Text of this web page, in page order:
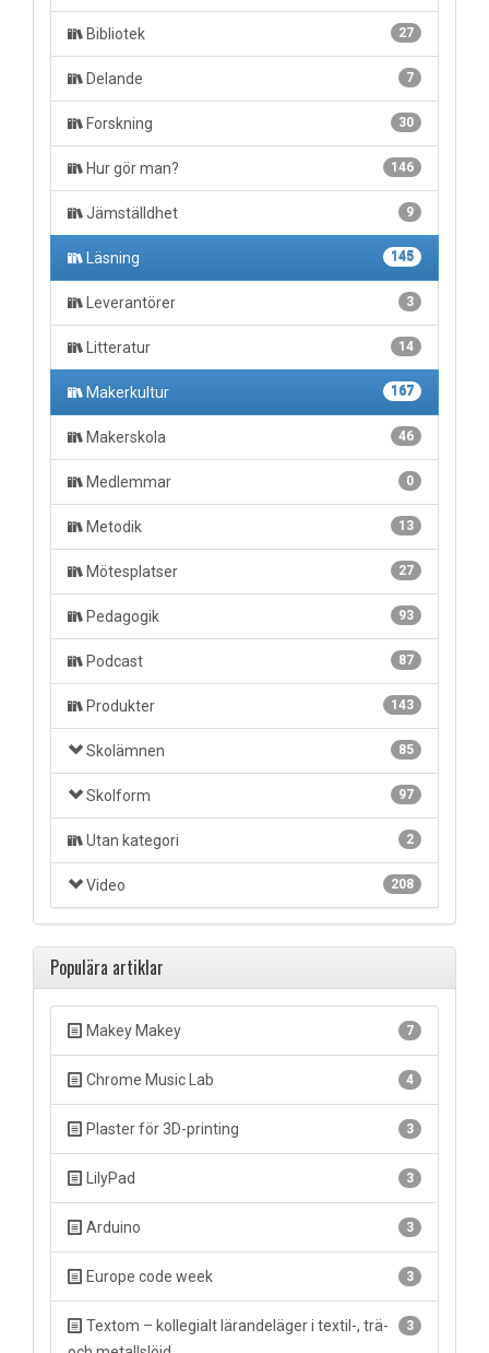
27
Bibliotek
7
Delande
30
Forskning
146
Hur gör man?
9
Jämställdhet
145
Läsning
3
Leverantörer
14
Litteratur
167
Makerkultur
46
Makerskola
0
Medlemmar
13
Metodik
27
Mötesplatser
93
Pedagogik
87
Podcast
143
Produkter
85
Skolämnen
97
Skolform
2
Utan kategori
208
Video
Populära artiklar
7
Makey Makey
4
Chrome Music Lab
3
Plaster för 3D-printing
3
LilyPad
3
Arduino
3
Europe code week
3
Textom – kollegialt lärandeläger i textil-, trä-